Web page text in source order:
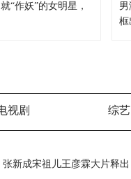
“作妖”的女明星，
框
视剧 综艺
张新成宋祖儿王彦霖大片释